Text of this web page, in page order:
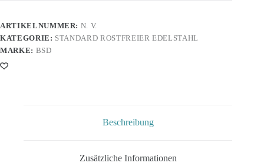
und
linker
Ausführung
ARTIKELNUMMER: N. V.
KATEGORIE: STANDARD ROSTFREIER EDELSTAHL
MARKE: BSD
Beschreibung
Zusätzliche Informationen